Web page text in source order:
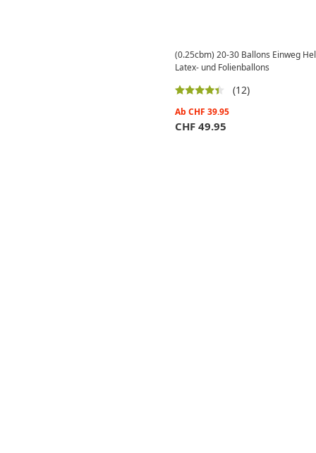
(0.25cbm) 20-30 Ballons Einweg
Latex- und Folienballons
(12)
Ab CHF 39.95
CHF 49.95